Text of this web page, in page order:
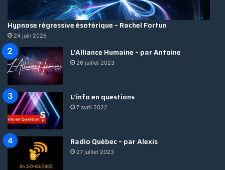
Hypnose régressive ésotérique – Rachel Fortun
24 juin 2026
L’Alliance Humaine – par Antoine
26 juillet 2023
L’info en questions
7 avril 2022
Radio Québec – par Alexis
27 juillet 2023